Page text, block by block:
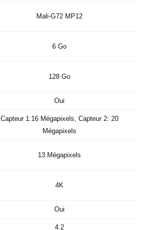
Mali-G72 MP12
6 Go
128 Go
Oui
Capteur 1:16 Mégapixels, Capteur 2: 20
Mégapixels
13 Mégapixels
4K
Oui
4.2